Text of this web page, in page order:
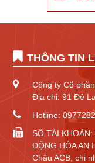
THÔNG TIN
Công ty Cổ
Địa chỉ: 91 Đê
Hotline:
SỐ TÀI
ĐỘNG HÓA AN
Châu ACB, chi